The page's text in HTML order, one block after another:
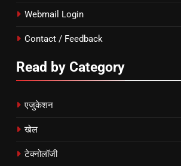
Webmail Login
Contact / Feedback
Read by Category
एजुकेशन
खेल
टेक्नोलॉजी